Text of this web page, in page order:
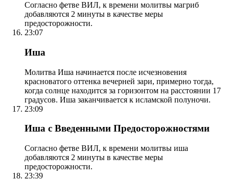
Согласно фетве ВИЛ, к времени молитвы магриб
добавляются 2 минуты в качестве меры
предосторожности.
23:07
Иша
Молитва Иша начинается после исчезновения
красноватого оттенка вечерней зари, примерно тогда,
когда солнце находится за горизонтом на расстоянии 17
градусов. Иша заканчивается к исламской полуночи.
23:09
Иша с Введенными Предосторожностями
Согласно фетве ВИЛ, к времени молитвы иша
добавляются 2 минуты в качестве меры
предосторожности.
23:39